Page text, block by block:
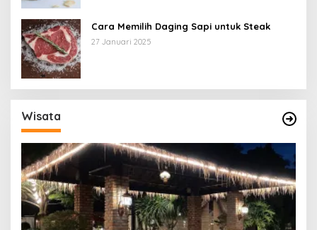
Cara Memilih Daging Sapi untuk Steak
27 Januari 2025
Wisata